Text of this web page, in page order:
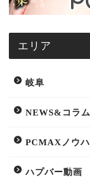
エリア
岐阜
NEWS&コラム
PCMAXノウ
ハプバー動画